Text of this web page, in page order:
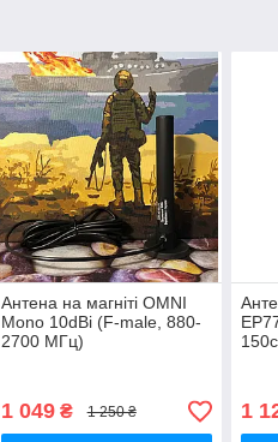
Антена на магніті OMNI
Mono 10dBi (F-male, 880-
2700 МГц)
1 049₴ 1 250 ₴ 1